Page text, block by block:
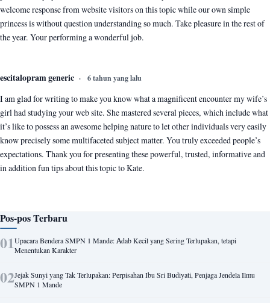
welcome response from website visitors on this topic while our own simple
princess is without question understanding so much. Take pleasure in the rest of
the year. Your performing a wonderful job.
escitalopram generic 6 tahun yang lalu
I am glad for writing to make you know what a magnificent encounter my wife’s
girl had studying your web site. She mastered several pieces, which include what
it’s like to possess an awesome helping nature to let other individuals very easily
know precisely some multifaceted subject matter. You truly exceeded people’s
expectations. Thank you for presenting these powerful, trusted, informative and
in addition fun tips about this topic to Kate.
Pos-pos Terbaru
Upacara Bendera SMPN 1 Mande: Adab Kecil yang Sering Terlupakan, tetapi
Menentukan Karakter
Jejak Sunyi yang Tak Terlupakan: Perpisahan Ibu Sri Budiyati, Penjaga Jendela Ilmu
SMPN 1 Mande